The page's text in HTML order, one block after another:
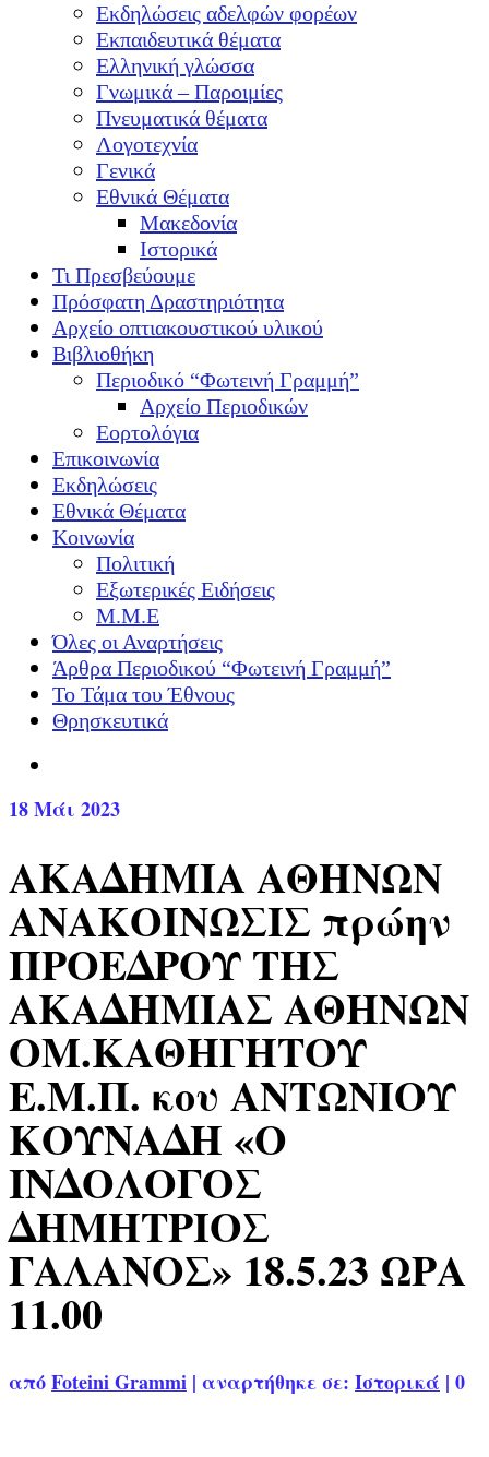
Εκδηλώσεις αδελφών φορέων
Εκπαιδευτικά θέματα
Ελληνική γλώσσα
Γνωμικά – Παροιμίες
Πνευματικά θέματα
Λογοτεχνία
Γενικά
Εθνικά Θέματα
Μακεδονία
Ιστορικά
Τι Πρεσβεύουμε
Πρόσφατη Δραστηριότητα
Αρχείο οπτιακουστικού υλικού
Βιβλιοθήκη
Περιοδικό “Φωτεινή Γραμμή”
Αρχείο Περιοδικών
Εορτολόγια
Επικοινωνία
Εκδηλώσεις
Εθνικά Θέματα
Κοινωνία
Πολιτική
Εξωτερικές Ειδήσεις
Μ.Μ.Ε
Όλες οι Αναρτήσεις
Άρθρα Περιοδικού “Φωτεινή Γραμμή”
Το Τάμα του Έθνους
Θρησκευτικά
18Μάι 2023
ΑΚΑΔΗΜΙΑ ΑΘΗΝΩΝ
ΑΝΑΚΟΙΝΩΣΙΣ πρώην
ΠΡΟΕΔΡΟΥ ΤΗΣ
ΑΚΑΔΗΜΙΑΣ ΑΘΗΝΩΝ
ΟΜ.ΚΑΘΗΓΗΤΟΥ
Ε.Μ.Π. κου ΑΝΤΩΝΙΟΥ
ΚΟΥΝΑΔΗ «Ο
ΙΝΔΟΛΟΓΟΣ
ΔΗΜΗΤΡΙΟΣ
ΓΑΛΑΝΟΣ» 18.5.23 ΩΡΑ
11.00
απόFoteini Grammi | αναρτήθηκε σε: Ιστορικά | 0